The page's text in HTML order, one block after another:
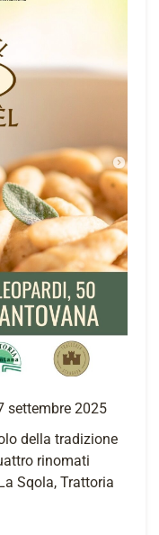
settembre 2025
della tradizione
rinomati
Sqola, Trattoria